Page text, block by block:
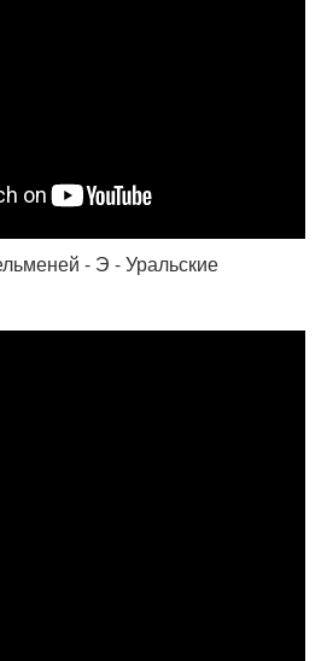
- Э - Уральские